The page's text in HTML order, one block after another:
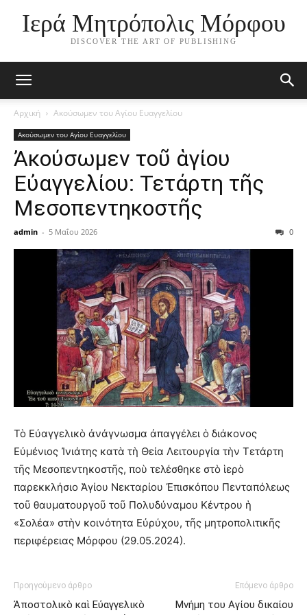
Ιερά Μητρόπολις Μόρφου
DISCOVER THE ART OF PUBLISHING
Αρχική Ακούσωμεν του Αγίου Ευαγγελίου
Ακούσωμεν του Αγίου Ευαγγελίου
Ἀκούσωμεν τοῦ ἁγίου
Εὐαγγελίου: Τετάρτη τῆς
Μεσοπεντηκοστῆς
admin - 5 Μαΐου 2026 0
Τὸ Εὐαγγελικὸ ἀνάγνωσμα ἀπαγγέλει ὁ διάκονος
Εὐμένιος Ἰνιάτης κατὰ τὴ Θεία Λειτουργία τὴν Τετάρτη
τῆς Μεσοπεντηκοστῆς, ποὺ τελέσθηκε στὸ ἱερὸ
παρεκκλήσιο Ἁγίου Νεκταρίου Ἐπισκόπου Πενταπόλεως
τοῦ θαυματουργοῦ τοῦ Πολυδύναμου Κέντρου ἡ
«Σολέα» στὴν κοινότητα Εὐρύχου, τῆς μητροπολιτικῆς
περιφέρειας Μόρφου (29.05.2024).
Προηγούμενο άρθρο
Ἀποστολικὸ καὶ Εὐαγγελικὸ
Επόμενο άρθρο
Μνήμη του Aγίου δικαίου